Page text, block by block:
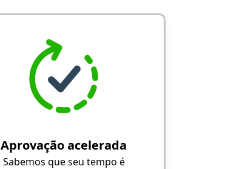
Aprovação acelerada
Sabemos que seu tempo é